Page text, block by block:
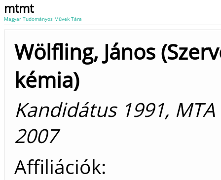
mtmt
Magyar Tudományos Művek Tára
Wölfling, János
kémia)
Kandidátus 1991,
2007
Affiliációk